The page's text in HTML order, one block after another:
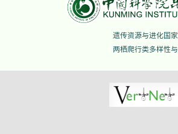
遗传资源与进化国
两栖爬行类多样性